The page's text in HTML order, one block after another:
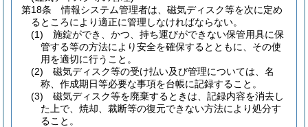
第18条
情報システム管理者は、磁気ディスク等を次に定め
るところにより適正に管理しなければならない。
(1)
施錠ができ、かつ、持ち運びができない保管用具に保
管する等の方法により安全を確保するとともに、その使
用を適切に行うこと。
(2)
磁気ディスク等の受け払い及び管理については、名
称、作成期日等必要な事項を台帳に記録すること。
(3)
磁気ディスク等を廃棄するときは、記録内容を消去し
た上で、焼却、裁断等の復元できない方法により処分す
ること。